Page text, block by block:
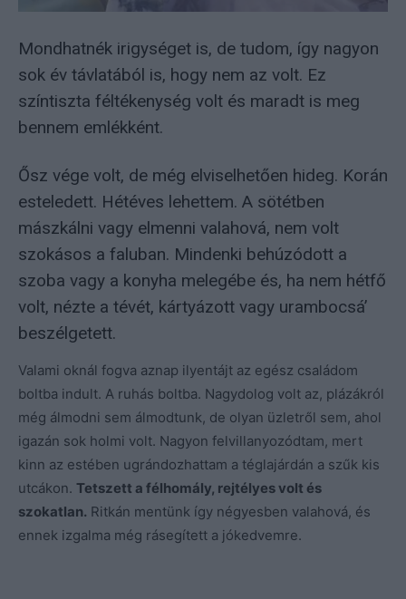
Mondhatnék irigységet is, de tudom, így nagyon
sok év távlatából is, hogy nem az volt. Ez
színtiszta féltékenység volt és maradt is meg
bennem emlékként.
Ősz vége volt, de még elviselhetően hideg. Korán
esteledett. Hétéves lehettem. A sötétben
mászkálni vagy elmenni valahová, nem volt
szokásos a faluban. Mindenki behúzódott a
szoba vagy a konyha melegébe és, ha nem hétfő
volt, nézte a tévét, kártyázott vagy urambocsá’
beszélgetett.
Valami oknál fogva aznap ilyentájt az egész családom
boltba indult. A ruhás boltba. Nagydolog volt az, plázákról
még álmodni sem álmodtunk, de olyan üzletről sem, ahol
igazán sok holmi volt. Nagyon felvillanyozódtam, mert
kinn az estében ugrándozhattam a téglajárdán a szűk kis
utcákon. Tetszett a félhomály, rejtélyes volt és
szokatlan. Ritkán mentünk így négyesben valahová, és
ennek izgalma még rásegített a jókedvemre.